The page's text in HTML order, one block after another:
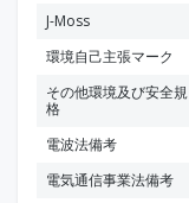
J-Moss
環境自己主張マーク
その他環境及び安全規
格
電波法備考
電気通信事業法備考